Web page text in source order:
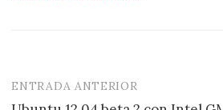
Navegación
ENTRADA ANTERIOR